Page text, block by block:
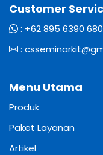
Customer
: +62 895 6390
:
Menu Utama
Produk
Paket Layanan
Artikel